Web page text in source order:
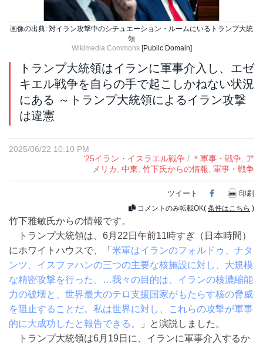
画像の出典: 対イラン攻撃中のシチュエーション・ルームにいるトランプ大統
領
Wikimedia Commons[Public Domain]
トランプ大統領はイランに軍事介入し、エゼ
キエル戦争を自らの手で起こしかねない状況
にある ～トランプ大統領によるイラン攻撃
は違憲
2025/06/22 10:10 PM
'25イラン・イスラエル戦争 / ＊軍事・戦争, ア
メリカ, 中東, 竹下氏からの情報, 軍事・戦争
ツイート Facebook
印刷
コメントのみ転載OK( 条件はこちら )
竹下雅敏氏からの情報です。
トランプ大統領は、6月22日午前11時すぎ（日本時間）
にホワイトハウスで、「 米軍はイランのフォルドゥ、ナタ
ンツ、イスファハンの三つの主要な核施設に対し、大規模
な精密攻撃を行った。…我々の目的は、イランの核濃縮能
力の破壊と、世界最大のテロ支援国家がもたらす核の脅威
を阻止することだ。私は世界に対し、これらの攻撃が軍事
的に大成功したと報告できる。
」と演説しました。
トランプ大統領は6月19日に、イランに軍事介入するか